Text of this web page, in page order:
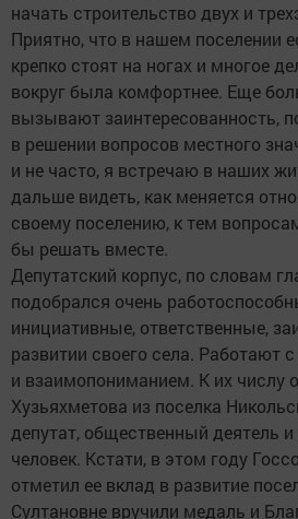
начать строительство двух и
Приятно, что в нашем поселении
крепко стоят на ногах и многое
вокруг была комфортнее. Еще
вызывают заинтересованность,
в решении вопросов местного
и не часто, я встречаю в наших
дальше видеть, как меняется
своему поселению, к тем
бы решать вместе.
Депутатский корпус, по словам
подобрался очень
инициативные, ответственные,
развитии своего села. Работают
и взаимопониманием. К их числу
Хузьяхметова из поселка
депутат, общественный деятель
человек. Кстати, в этом году
отметил ее вклад в развитие
Султановне вручили медаль и